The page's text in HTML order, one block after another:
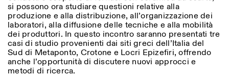
si possono ora studiare questioni relative alla
produzione e alla distribuzione, all’organizzazione dei
laboratori, alla diffusione delle tecniche e alla mobilità
dei produttori. In questo incontro saranno presentati tre
casi di studio provenienti dai siti greci dell’Italia del
Sud di Metaponto, Crotone e Locri Epizefiri, offrendo
anche l’opportunità di discutere nuovi approcci e
metodi di ricerca.